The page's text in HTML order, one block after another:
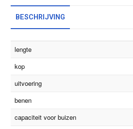
BESCHRIJVING
lengte
kop
uitvoering
benen
capaciteit voor buizen